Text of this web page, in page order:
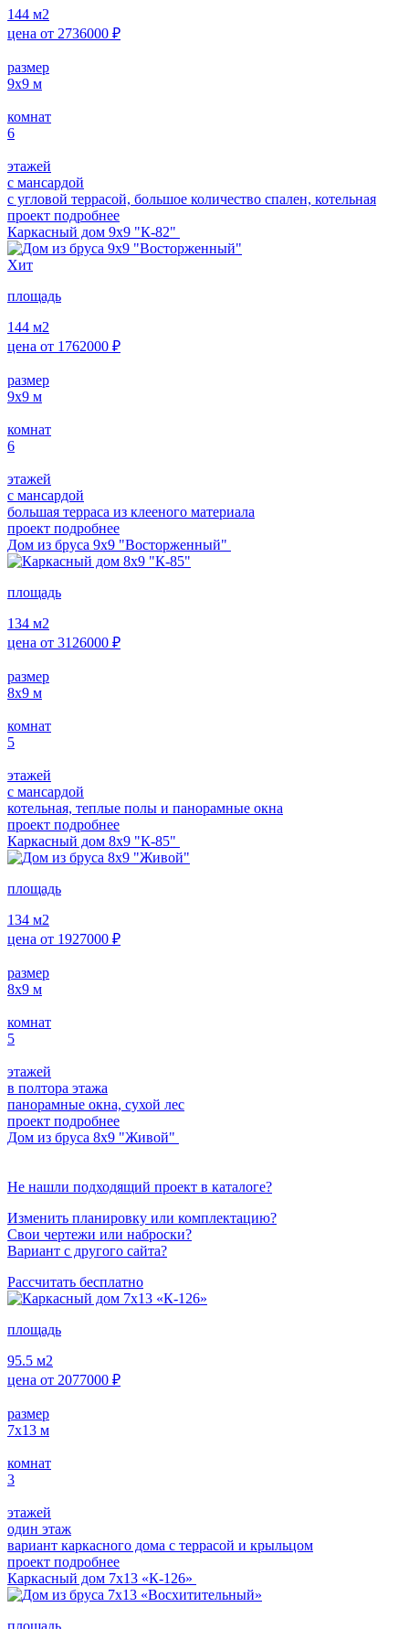
144 м2
цена от 2736000 ₽
размер
9х9 м
комнат
6
этажей
с мансардой
с угловой террасой, большое количество спален, котельная
проект подробнее
Каркасный дом 9х9 "К-82"
Хит
площадь
144 м2
цена от 1762000 ₽
размер
9х9 м
комнат
6
этажей
с мансардой
большая терраса из клееного материала
проект подробнее
Дом из бруса 9х9 "Восторженный"
площадь
134 м2
цена от 3126000 ₽
размер
8х9 м
комнат
5
этажей
с мансардой
котельная, теплые полы и панорамные окна
проект подробнее
Каркасный дом 8х9 "К-85"
площадь
134 м2
цена от 1927000 ₽
размер
8х9 м
комнат
5
этажей
в полтора этажа
панорамные окна, сухой лес
проект подробнее
Дом из бруса 8х9 "Живой"
Не нашли подходящий проект в каталоге?
Изменить планировку или комплектацию?
Свои чертежи или наброски?
Вариант с другого сайта?
Рассчитать бесплатно
площадь
95.5 м2
цена от 2077000 ₽
размер
7х13 м
комнат
3
этажей
один этаж
вариант каркасного дома с террасой и крыльцом
проект подробнее
Каркасный дом 7х13 «К-126»
площадь